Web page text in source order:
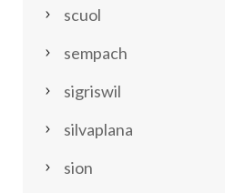
scuol
sempach
sigriswil
silvaplana
sion